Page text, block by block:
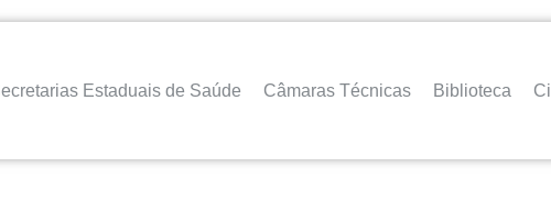
Estaduais de Saúde Câmaras Técnicas Biblioteca